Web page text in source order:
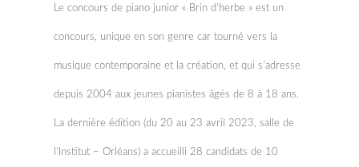
Le concours de piano junior « Brin d’herbe » est un
concours, unique en son genre car tourné vers la
musique contemporaine et la création, et qui s’adresse
depuis 2004 aux jeunes pianistes âgés de 8 à 18 ans.
La dernière édition (du 20 au 23 avril 2023, salle de
l’Institut – Orléans) a accueilli 28 candidats de 10